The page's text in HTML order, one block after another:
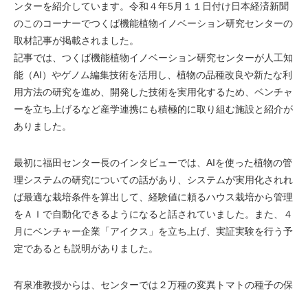
ンターを紹介しています。令和４年5月１１日付け日本経済新聞
のこのコーナーでつくば機能植物イノベーション研究センターの
取材記事が掲載されました。
記事では、つくば機能植物イノベーション研究センターが人工知
能（AI）やゲノム編集技術を活用し、植物の品種改良や新たな利
用方法の研究を進め、開発した技術を実用化するため、ベンチャ
ーを立ち上げるなど産学連携にも積極的に取り組む施設と紹介が
ありました。
最初に福田センター長のインタビューでは、AIを使った植物の管
理システムの研究についての話があり、システムが実用化されれ
ば最適な栽培条件を算出して、経験値に頼るハウス栽培から管理
をＡＩで自動化できるようになると話されていました。また、４
月にベンチャー企業「アイクス」を立ち上げ、実証実験を行う予
定であるとも説明がありました。
有泉准教授からは、センターでは２万種の変異トマトの種子の保